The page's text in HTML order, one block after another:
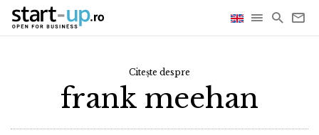
Citește despre
frank meehan